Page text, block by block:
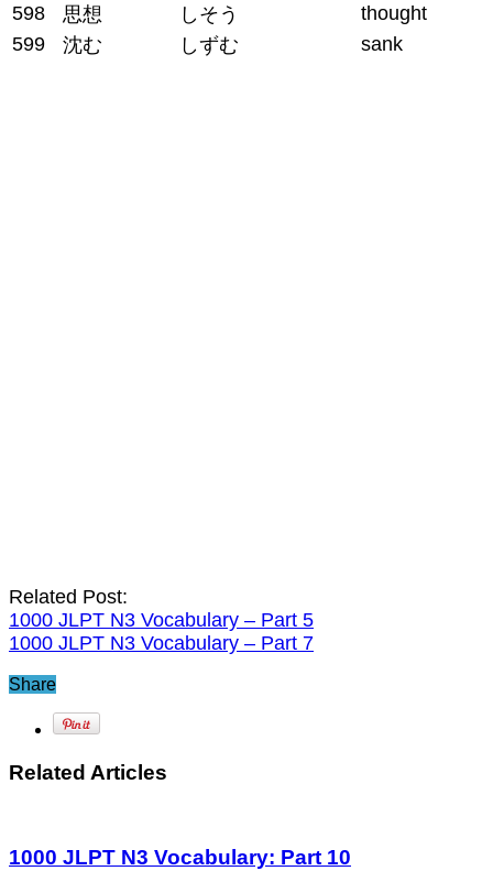
598
思想 しそう
thought
599
沈む しずむ sank
Related Post:
1000 JLPT N3 Vocabulary – Part 5
1000 JLPT N3 Vocabulary – Part 7
Share
Related Articles
1000 JLPT N3 Vocabulary: Part 10